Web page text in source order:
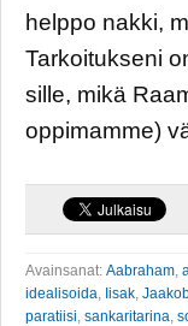
helppo nakki,
Tarkoitukseni
sille, mikä
oppimamme)
Avainsanat: Aabraham
idealisoida Iisak
paratiisi sankaritarina